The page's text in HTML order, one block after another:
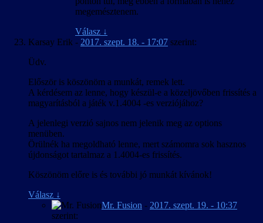
megemésztenem.
Válasz ↓
Karsay Erik - 2017. szept. 18. - 17:07 szerint:
Üdv.
Először is köszönöm a munkát, remek lett.
A kérdésem az lenne, hogy készül-e a közeljövőben frissítés a
magyarításból a játék v.1.4004 -es verziójához?
A jelenlegi verzió sajnos nem jelenik meg az options
menüben.
Örülnék ha megoldható lenne, mert számomra sok hasznos
újdonságot tartalmaz a 1.4004-es frissítés.
Köszönöm előre is és további jó munkát kívánok!
Válasz ↓
Mr. Fusion - 2017. szept. 19. - 10:37
szerint: